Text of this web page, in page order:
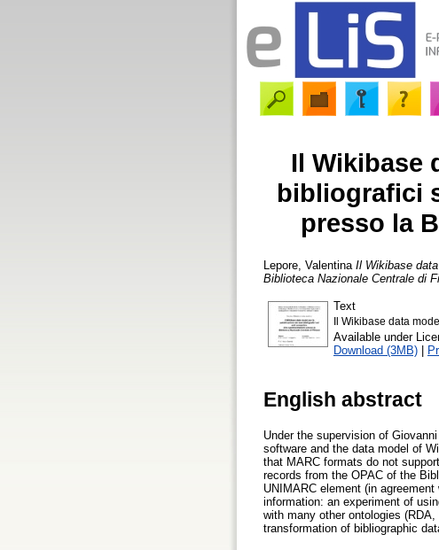
Il Wikibase
bibliografici
presso la
Lepore, Valentina Il Wikibase
Biblioteca Nazionale Centrale di
Text
Il Wikibase data
Available under
Download (3MB) |
English abstract
Under the supervision of
software and the data model of
that MARC formats do not
records from the OPAC of the
UNIMARC element (in
information: an experiment of
with many other ontologies
transformation of bibliographic